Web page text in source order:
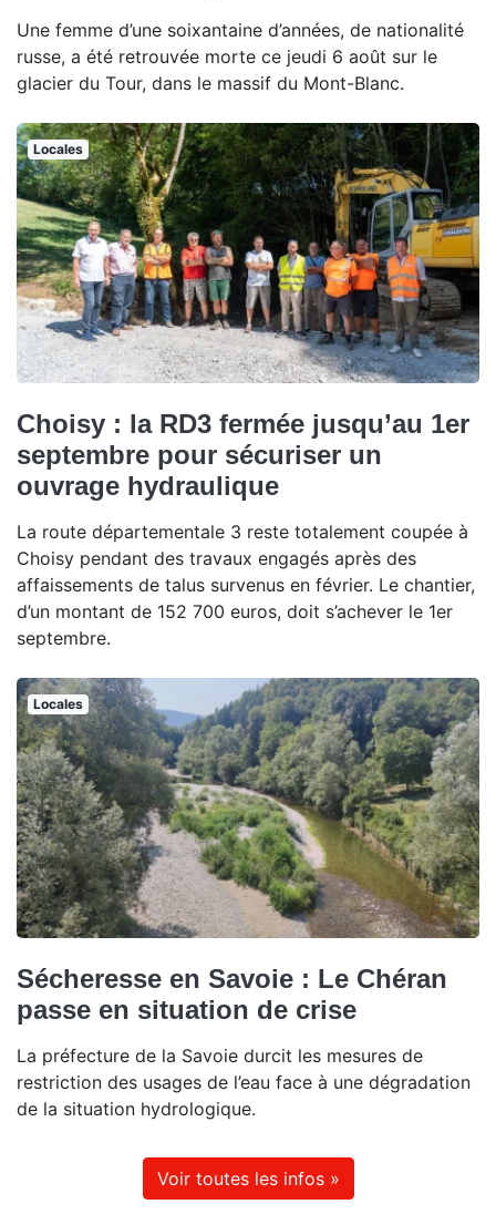
Une femme d’une soixantaine d’années, de nationalité
russe, a été retrouvée morte ce jeudi 6 août sur le
glacier du Tour, dans le massif du Mont-Blanc.
Locales
Choisy : la RD3 fermée jusqu’au 1er
septembre pour sécuriser un
ouvrage hydraulique
La route départementale 3 reste totalement coupée à
Choisy pendant des travaux engagés après des
affaissements de talus survenus en février. Le chantier,
d’un montant de 152 700 euros, doit s’achever le 1er
septembre.
Locales
Sécheresse en Savoie : Le Chéran
passe en situation de crise
La préfecture de la Savoie durcit les mesures de
restriction des usages de l’eau face à une dégradation
de la situation hydrologique.
Voir toutes les infos »